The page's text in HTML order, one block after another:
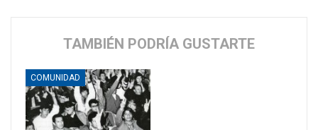
TAMBIÉN PODRÍA GUSTARTE
COMUNIDAD